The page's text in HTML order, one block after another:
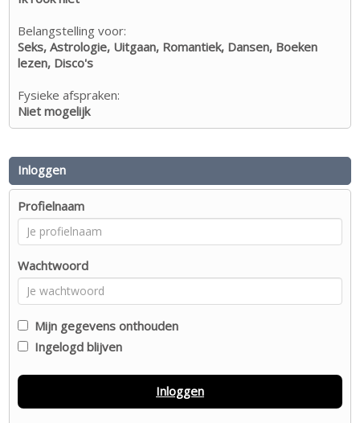
Belangstelling voor:
Seks, Astrologie, Uitgaan, Romantiek, Dansen, Boeken
lezen, Disco's
Fysieke afspraken:
Niet mogelijk
Inloggen
Profielnaam
Wachtwoord
Mijn gegevens onthouden
Ingelogd blijven
Inloggen